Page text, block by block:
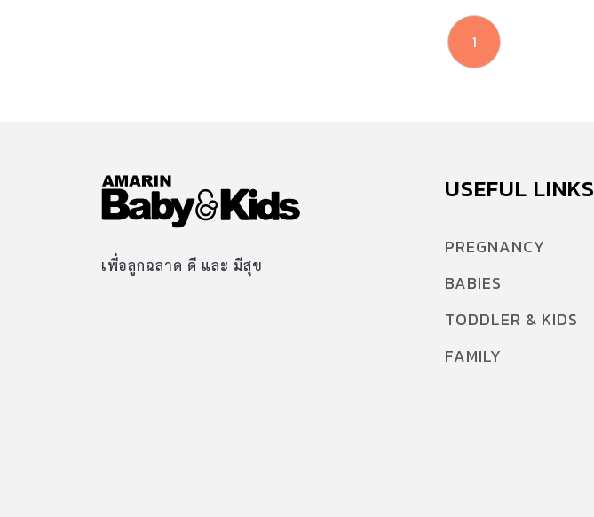
1
เพื่อลูกฉลาด ดี และ มีสุข
USEFUL LINKS
PREGNANCY
BABIES
TODDLER & KIDS
FAMILY